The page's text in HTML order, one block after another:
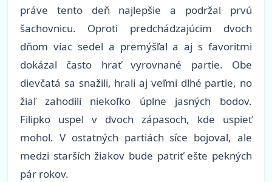
práve tento deň najlepšie a podržal prvú
šachovnicu. Oproti predchádzajúcim dvoch
dňom viac sedel a premýšľal a aj s favoritmi
dokázal často hrať vyrovnané partie. Obe
dievčatá sa snažili, hrali aj veľmi dlhé partie, no
žiaľ zahodili niekoľko úplne jasných bodov.
Filipko uspel v dvoch zápasoch, kde uspieť
mohol. V ostatných partiách síce bojoval, ale
medzi starších žiakov bude patriť ešte pekných
pár rokov.